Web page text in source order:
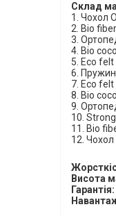
Склад
1. Чохол
2. Bio fiber
3.
4. Bio cocо
5. Eco felt
6.
7. Eco felt
8. Bio cocо
9.
10. Strong
11.
Bio
12. Чохол
Висота
Гарантія: